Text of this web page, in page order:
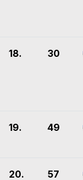
18. 30
19. 49
20. 57